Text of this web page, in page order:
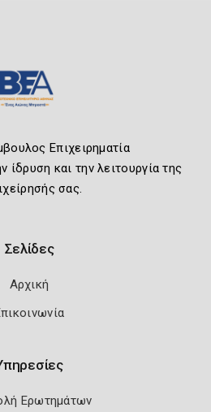
Επιχειρηματία
και την λειτουργία της
σας.
Σελίδες
Αρχική
Ερωτημάτων